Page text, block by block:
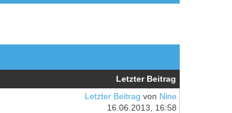
Letzter Beitrag
Letzter Beitrag von Nine
16.06.2013, 16:58